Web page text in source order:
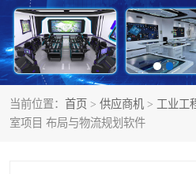
当前位置： 首页 > 供应商机 > 工业工
室项目 布局与物流规划软件
生产系统仿真
供应链管理
智慧零售实训